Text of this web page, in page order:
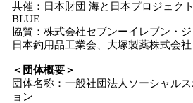
共催：日本財団 海と日本プロジェク
BLUE
協賛：株式会社セブンーイレブン・
日本釣用品工業会、大塚製薬株式会社
＜団体概要＞
団体名称：一般社団法人ソーシャル
ョン